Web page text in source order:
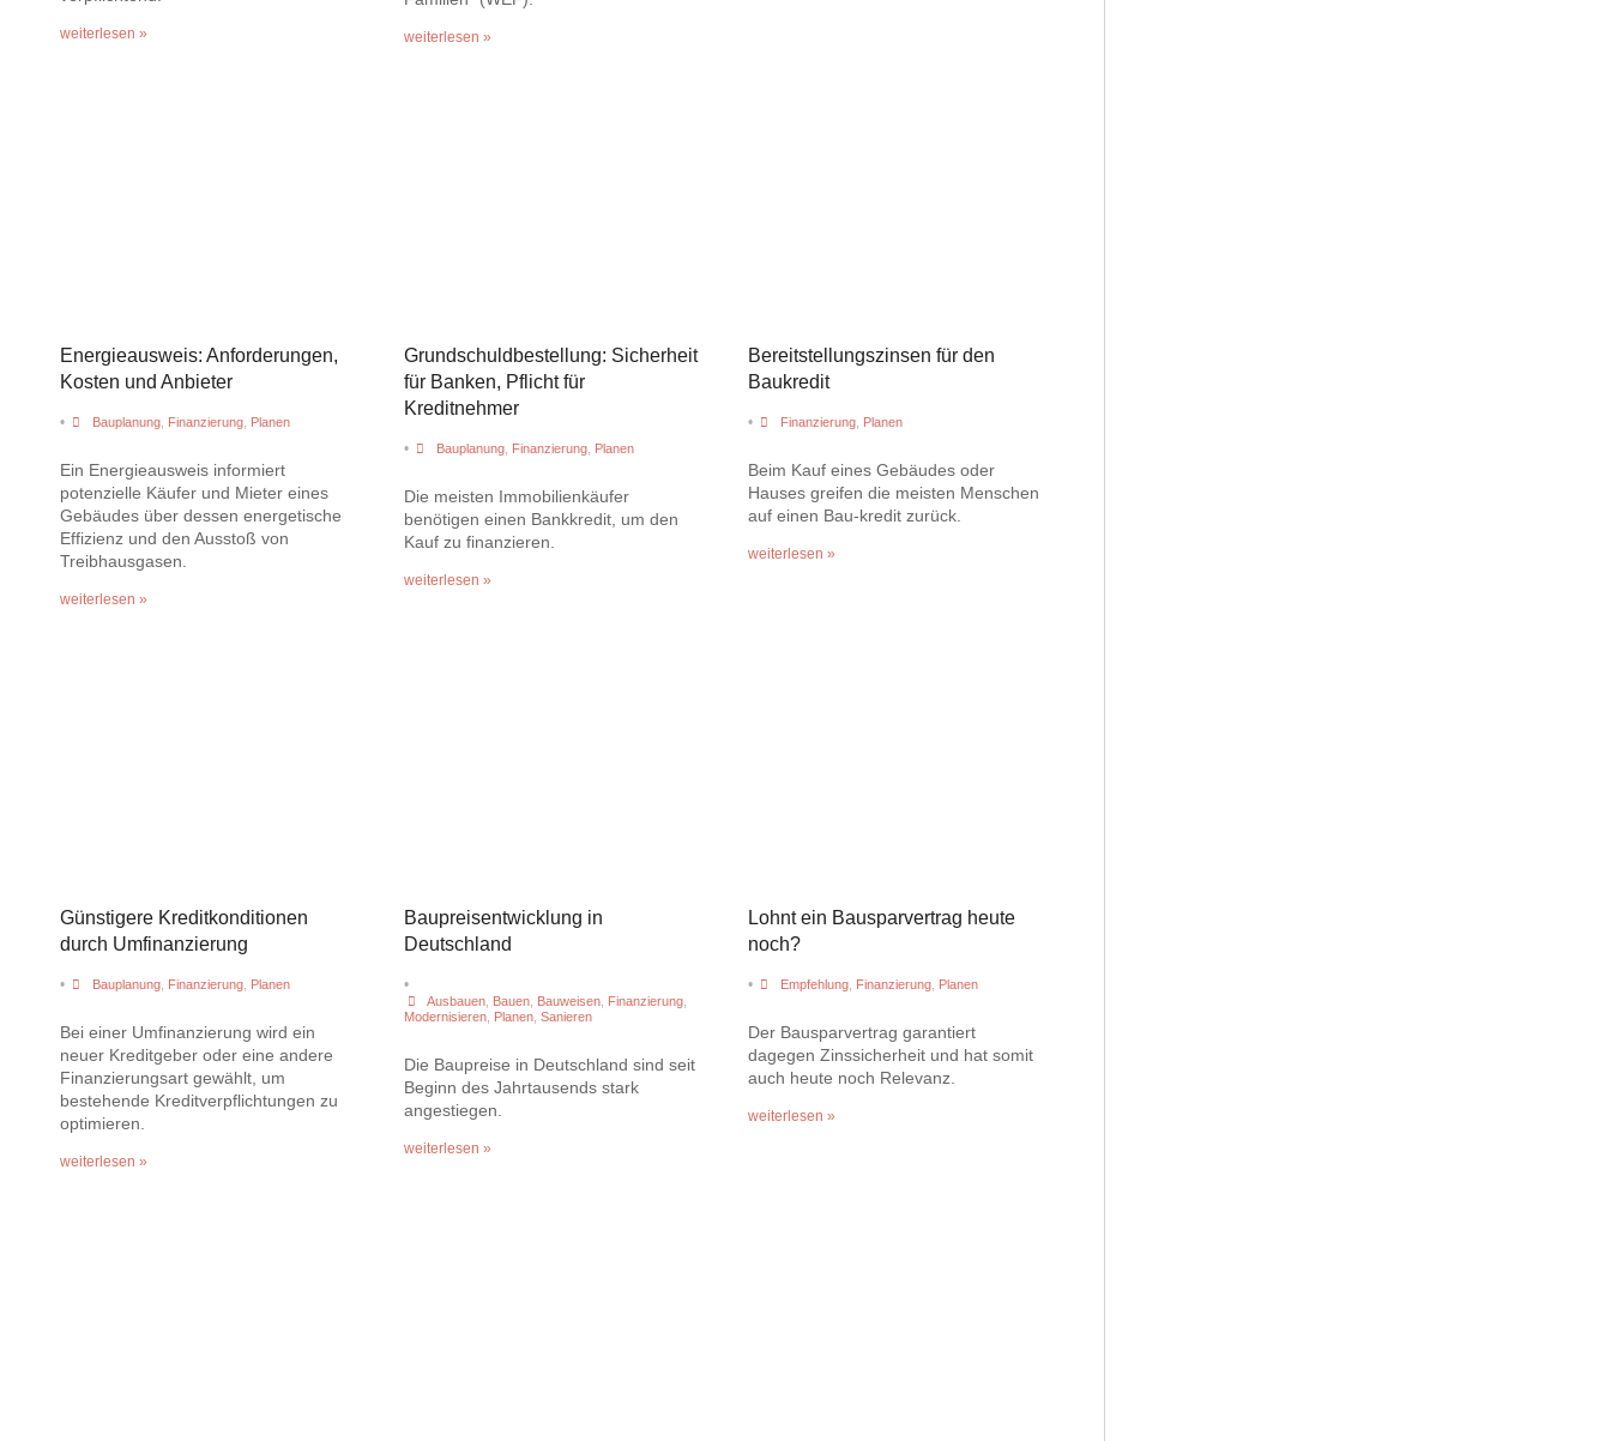
weiterlesen » weiterlesen »
Energieausweis: Anforderungen,
Kosten und Anbieter
• Bauplanung, Finanzierung, Planen
Ein Energieausweis informiert
potenzielle Käufer und Mieter eines
Gebäudes über dessen energetische
Effizienz und den Ausstoß von
Treibhausgasen.
weiterlesen »
Grundschuldbestellung: Sicherheit
für Banken, Pflicht für
Kreditnehmer
• Bauplanung, Finanzierung, Planen
Die meisten Immobilienkäufer
benötigen einen Bankkredit, um den
Kauf zu finanzieren.
weiterlesen »
Bereitstellungszinsen für den
Baukredit
• Finanzierung, Planen
Beim Kauf eines Gebäudes oder
Hauses greifen die meisten Menschen
auf einen Bau-kredit zurück.
weiterlesen »
Günstigere Kreditkonditionen
durch Umfinanzierung
• Bauplanung, Finanzierung, Planen
Bei einer Umfinanzierung wird ein
neuer Kreditgeber oder eine andere
Finanzierungsart gewählt, um
bestehende Kreditverpflichtungen zu
optimieren.
weiterlesen »
Baupreisentwicklung in
Deutschland
•
Ausbauen, Bauen, Bauweisen, Finanzierung,
Modernisieren, Planen, Sanieren
Die Baupreise in Deutschland sind seit
Beginn des Jahrtausends stark
angestiegen.
weiterlesen »
Lohnt ein Bausparvertrag heute
noch?
• Empfehlung, Finanzierung, Planen
Der Bausparvertrag garantiert
dagegen Zinssicherheit und hat somit
auch heute noch Relevanz.
weiterlesen »